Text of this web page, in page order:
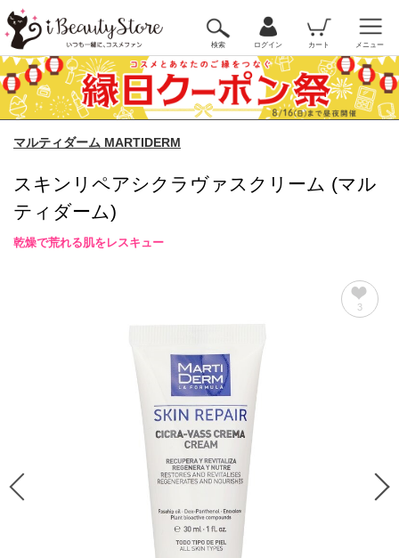
検索 ログイン カート メニュー
マルティダーム MARTIDERM
スキンリペアシクラヴァスクリーム (マル
ティダーム)
乾燥で荒れる肌をレスキュー
3